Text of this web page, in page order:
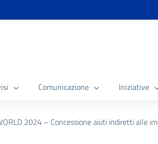
Comunicazione Iniziative
2024 – Concessione aiuti indiretti alle